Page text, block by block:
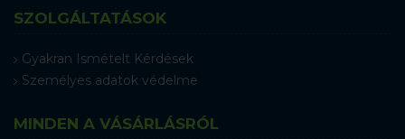
SZOLGÁLTATÁSOK
Gyakran Ismételt Kérdések
Személyes adatok védelme
MINDEN A VÁSÁRLÁSRÓL